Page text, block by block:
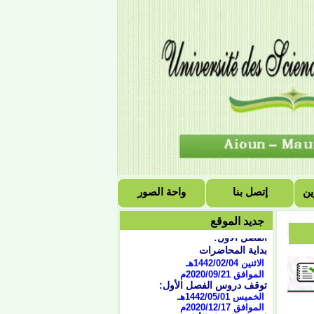
واحة الصور إتصل بنا
جديد الموقع
التقويم الجامعي للسنة
الجامعية 2021/2020
الفصل الأول:
بداية المحاضرات
الاثنين 1442/02/04هـ
الموافق 2020/09/21
م
توقف دروس الفصل الأول:
الخميس 1442/05/01هـ
الموافق 2020/12/17م
امتحان الفصل الأول: